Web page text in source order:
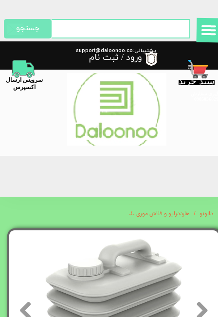
پشتیبانی:support@daloonoo.co
m
سبد خرید
​سرویس ارسال
اکسپرس
جستجو
ورود / ثبت نام
حساب کاربری من
تغییر گذر واژه
سفارشات
خروج از حساب کاربری
دالونو هارددرایو و فلاش موری